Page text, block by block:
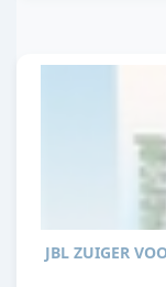
JBL ZUIGER